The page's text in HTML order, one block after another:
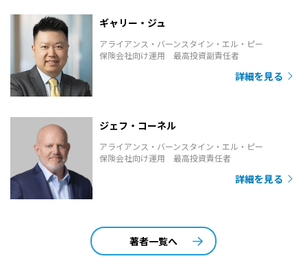
ギャリー・ジュ
アライアンス・バーンスタイン・エル・ピー
保険会社向け運用 最高投資副責任者
詳細を見る
ジェフ・コーネル
アライアンス・バーンスタイン・エル・ピー
保険会社向け運用 最高投資責任者
詳細を見る
著者一覧へ